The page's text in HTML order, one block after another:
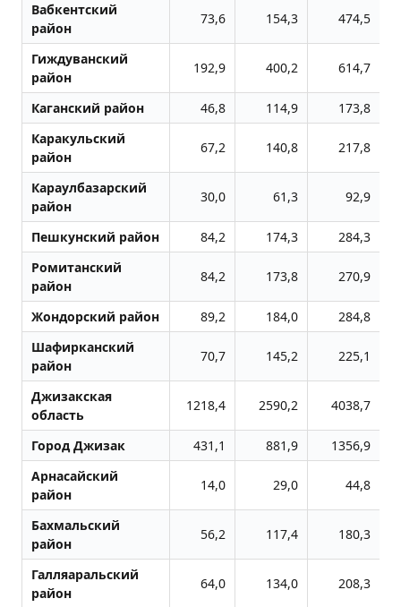
Вабкентский
район
73,6 154,3 474,5
Гиждуванский
район
192,9 400,2 614,7
Каганский район 46,8 114,9
173,8
Каракульский
район
67,2 140,8 217,8
Караулбазарский
район
30,0 61,3 92,9
Пешкунский район 84,2 174,3
284,3
Ромитанский
район
84,2 173,8 270,9
Жондоpский район 89,2 184,0
284,8
Шафирканский
район
70,7 145,2 225,1
Джизакская
область
1218,4 2590,2 4038,7
Город Джизак 431,1 881,9
1356,9
Арнасайский
район
14,0 29,0 44,8
Бахмальский
район
56,2 117,4 180,3
Галляаральский
район
64,0 134,0 208,3